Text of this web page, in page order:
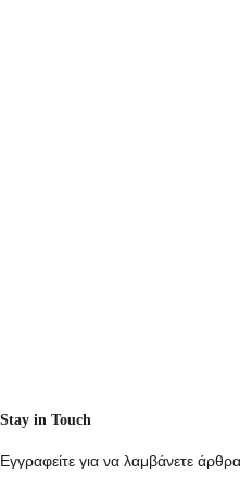
Stay in Touch
Εγγραφείτε για να λαμβάνετε